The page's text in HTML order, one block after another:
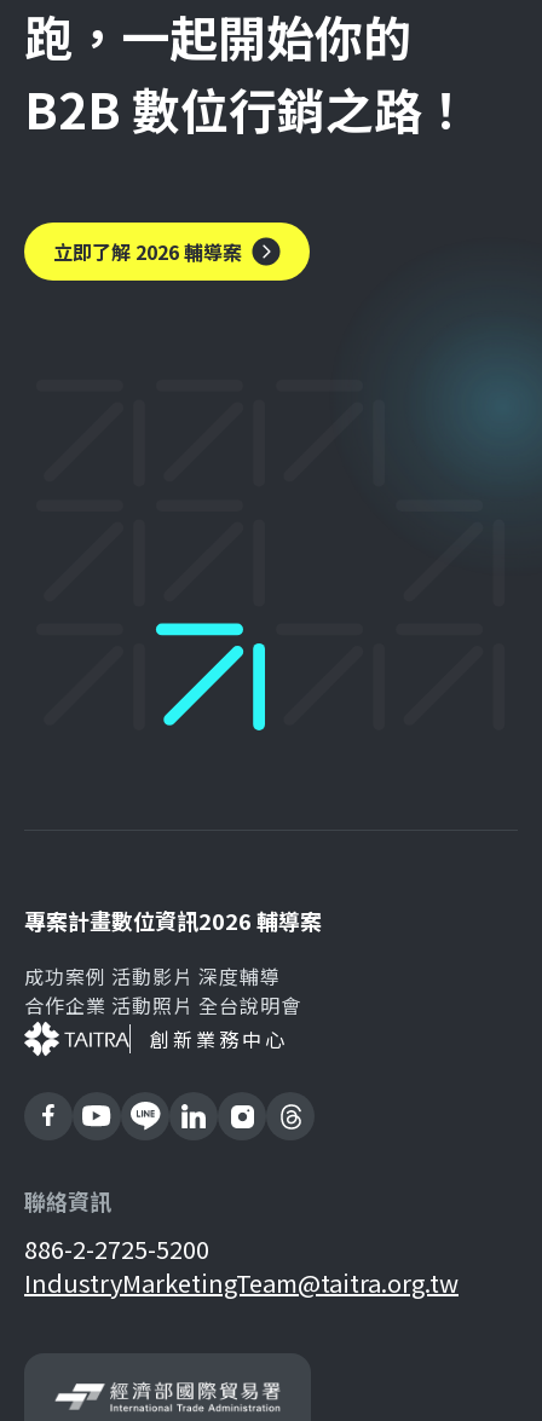
跑，一起開始你的
B2B 數位行銷之路！
立即了解 2026 輔導案
專案計畫
成功案例
合作企業
數位資訊
活動影片
活動照片
2026 輔導案
深度輔導
全台說明會
創新業務中心
聯絡資訊
886-2-2725-5200
IndustryMarketingTeam@taitra.org.tw